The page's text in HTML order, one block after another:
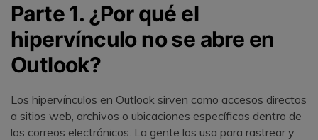
Parte 1. ¿Por qué el
hipervínculo no se abre en
Outlook?
Los hipervínculos en Outlook sirven como accesos directos
a sitios web, archivos o ubicaciones específicas dentro de
los correos electrónicos. La gente los usa para rastrear y